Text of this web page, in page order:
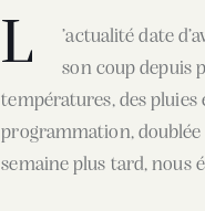
L
’actualité date
son coup depuis
températures, des pluies
programmation, doublée
semaine plus tard, nous